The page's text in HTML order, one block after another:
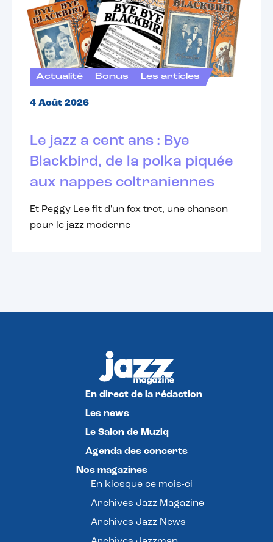
Actualité Bonus Les articles
4 Août 2026
Le jazz a cent ans : Bye
Blackbird, de la polka piquée
aux nappes coltraniennes
Et Peggy Lee fit d'un fox trot, une chanson
pour le jazz moderne
En direct de la rédaction
Les news
Le Salon de Muziq
Agenda des concerts
Nos magazines
En kiosque ce mois-ci
Archives Jazz Magazine
Archives Jazz News